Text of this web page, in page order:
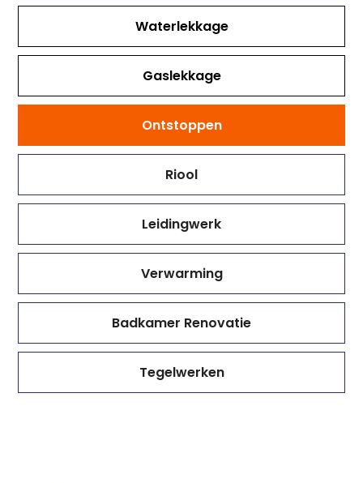
Waterlekkage
Gaslekkage
Ontstoppen
Riool
Leidingwerk
Verwarming
Badkamer Renovatie
Tegelwerken